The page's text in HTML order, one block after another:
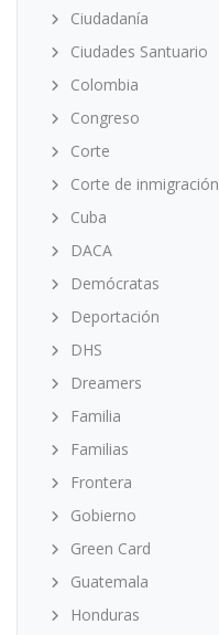
Ciudadanía
Ciudades Santuario
Colombia
Congreso
Corte
Corte de inmigración
Cuba
DACA
Demócratas
Deportación
DHS
Dreamers
Familia
Familias
Frontera
Gobierno
Green Card
Guatemala
Honduras